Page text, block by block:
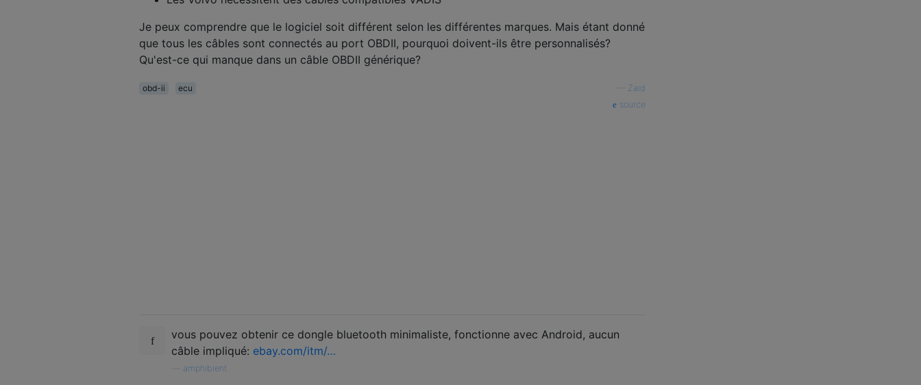
Je peux comprendre que le logiciel soit différent selon les différentes marques. Mais étant donné
que tous les câbles sont connectés au port OBDII, pourquoi doivent-ils être personnalisés?
Qu'est-ce qui manque dans un câble OBDII générique?
obd-ii ecu
Zaid
source
vous pouvez obtenir ce dongle bluetooth minimaliste, fonctionne avec Android, aucun
câble impliqué: ebay.com/itm/…
amphibient